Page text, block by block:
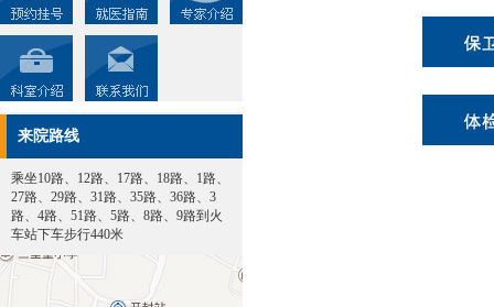
来院路线
乘坐10路、12路、17路、18路、1路、
27路、29路、31路、35路、36路、3
路、4路、51路、5路、8路、9路到火
车站下车步行440米